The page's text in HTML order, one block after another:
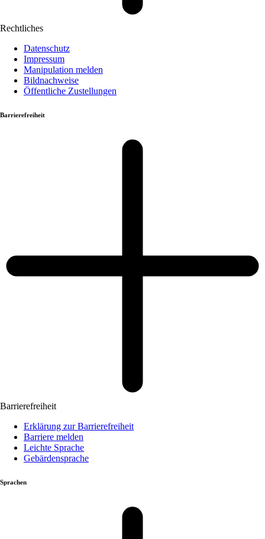
Rechtliches
Datenschutz
Impressum
Manipulation melden
Bildnachweise
Öffentliche Zustellungen
Barrierefreiheit
Barrierefreiheit
Erklärung zur Barrierefreiheit
Barriere melden
Leichte Sprache
Gebärdensprache
Sprachen